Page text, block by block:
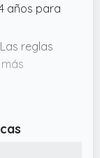
años para
Las reglas
Un
en